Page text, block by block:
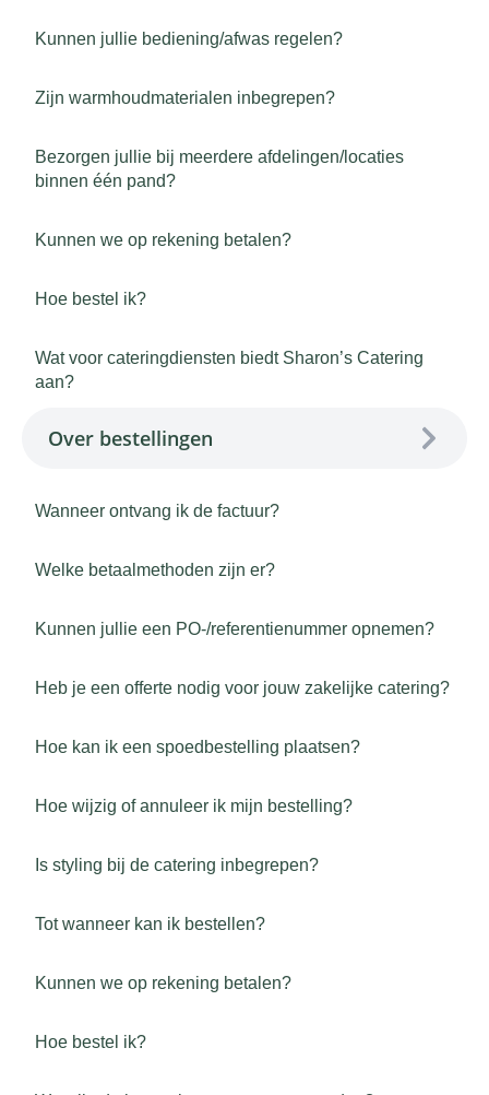
Kunnen jullie bediening/afwas regelen?
Zijn warmhoudmaterialen inbegrepen?
Bezorgen jullie bij meerdere afdelingen/locaties
binnen één pand?
Kunnen we op rekening betalen?
Hoe bestel ik?
Wat voor cateringdiensten biedt Sharon’s Catering
aan?
Over bestellingen
Wanneer ontvang ik de factuur?
Welke betaalmethoden zijn er?
Kunnen jullie een PO-/referentienummer opnemen?
Heb je een offerte nodig voor jouw zakelijke catering?
Hoe kan ik een spoedbestelling plaatsen?
Hoe wijzig of annuleer ik mijn bestelling?
Is styling bij de catering inbegrepen?
Tot wanneer kan ik bestellen?
Kunnen we op rekening betalen?
Hoe bestel ik?